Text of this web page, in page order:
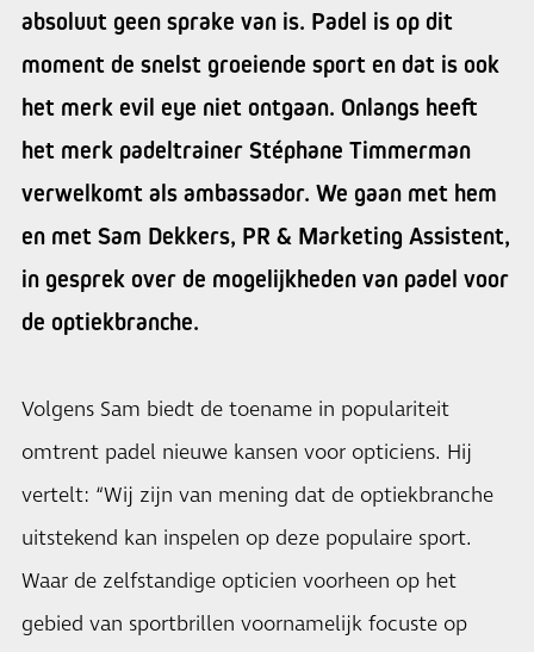
absoluut geen sprake van is. Padel is op dit
moment de snelst groeiende sport en dat is ook
het merk evil eye niet ontgaan. Onlangs heeft
het merk padeltrainer Stéphane Timmerman
verwelkomt als ambassador. We gaan met hem
en met Sam Dekkers, PR & Marketing Assistent,
in gesprek over de mogelijkheden van padel voor
de optiekbranche.
Volgens Sam biedt de toename in populariteit
omtrent padel nieuwe kansen voor opticiens. Hij
vertelt: “Wij zijn van mening dat de optiekbranche
uitstekend kan inspelen op deze populaire sport.
Waar de zelfstandige opticien voorheen op het
gebied van sportbrillen voornamelijk focuste op